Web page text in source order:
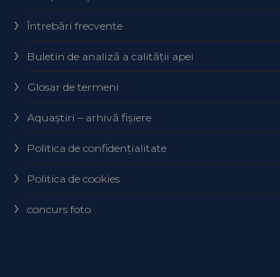
Întrebări frecvente
Buletin de analiză a calităţii apei
Glosar de termeni
Aquaștiri – arhivă fișiere
Politica de confidențialitate
Politica de cookies
concurs foto